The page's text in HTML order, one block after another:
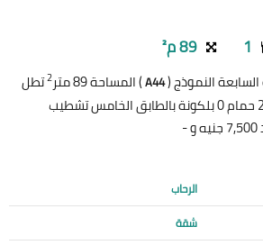
1 89 م²
النموذج (A44) المساحة 89 متر 2تطل
على حديقة تشمل 2 نوم 2 حمام 0 بلكونة بالطابق الخامس تشطيب
الرحاب
شقة